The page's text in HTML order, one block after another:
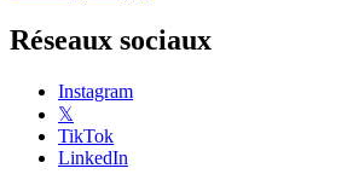
Réseaux sociaux
Instagram
𝕏
TikTok
LinkedIn